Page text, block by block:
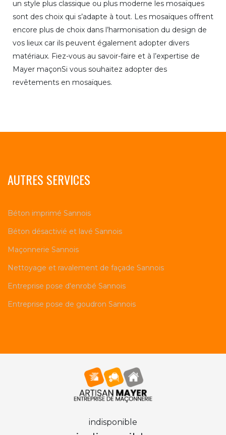
un style plus classique ou plus moderne les mosaïques
sont des choix qui s’adapte à tout. Les mosaïques offrent
encore plus de choix dans l’harmonisation du design de
vos lieux car ils peuvent également adopter divers
matériaux. Fiez-vous au savoir-faire et à l’expertise de
Mayer maçonSi vous souhaitez adopter des
revêtements en mosaïques.
AUTRES SERVICES
Béton imprimé Sannois
Béton désactivié et lavé Sannois
Maçonnerie Sannois
Nettoyage et ravalement de façade Sannois
Entreprise pose d'enrobé Sannois
Entreprise pose de goudron Sannois
indisponible